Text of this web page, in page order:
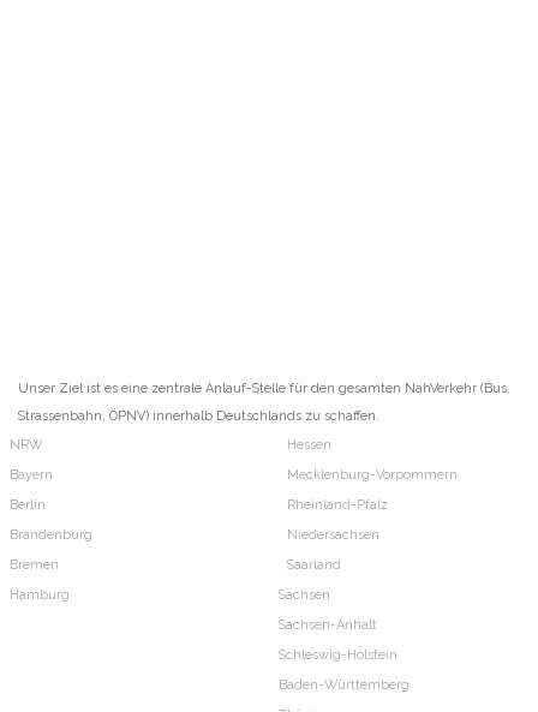
Unser Ziel ist es eine zentrale Anlauf-Stelle für den gesamten NahVerkehr (Bus,
Strassenbahn, ÖPNV) innerhalb Deutschlands zu schaffen.
NRW
Bayern
Berlin
Brandenburg
Bremen
Hamburg
Hessen
Mecklenburg-Vorpommern
Rheinland-Pfalz
Niedersachsen
Saarland
Sachsen
Sachsen-Anhalt
Schleswig-Holstein
Baden-Württemberg